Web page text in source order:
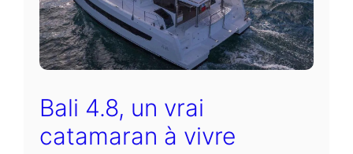
Bali 4.8, un vrai
catamaran à vivre